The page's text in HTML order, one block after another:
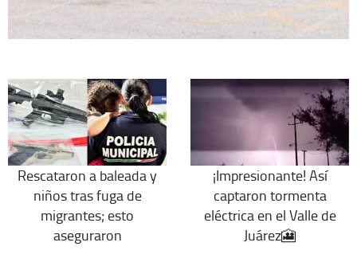
Rescataron a baleada y
niños tras fuga de
migrantes; esto
aseguraron
¡Impresionante! Así
captaron tormenta
eléctrica en el Valle de
Juárez🎦